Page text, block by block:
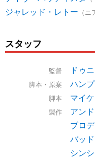
ジャレッド・レトー （
スタッフ
監督 ドゥ
脚本・原案 ハン
脚本 マイ
製作
アン
ブロ
バッ
シン